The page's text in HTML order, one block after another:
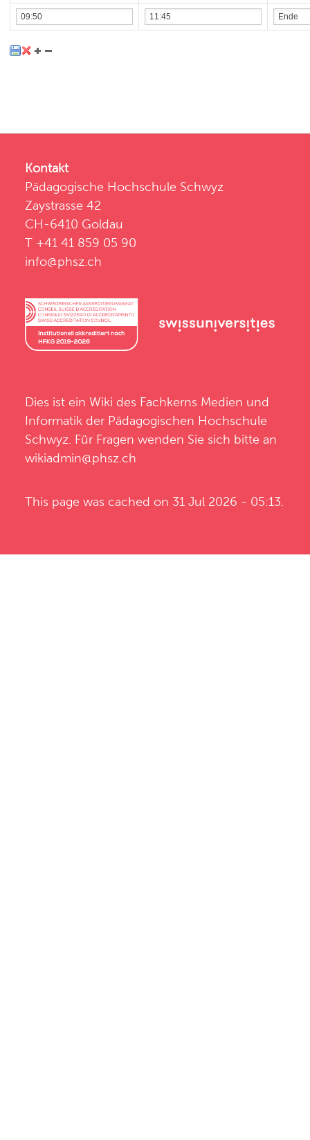
Kontakt
Pädagogische Hochschule Schwyz
Zaystrasse 42
CH-6410 Goldau
T +41 41 859 05 90
info@phsz.ch
Dies ist ein Wiki des Fachkerns Medien und
Informatik der Pädagogischen Hochschule
Schwyz . Für Fragen wenden Sie sich bitte an
wikiadmin@phsz.ch
This page was cached on 31 Jul 2026 - 05:13.